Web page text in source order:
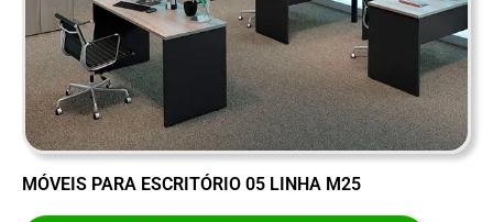
MÓVEIS PARA ESCRITÓRIO 05 LINHA M25